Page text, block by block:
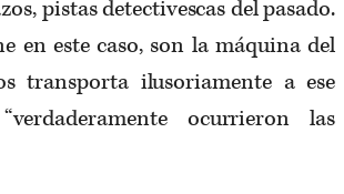
pistas detectivescas del pasado.
en este caso, son la máquina del
transporta ilusoriamente a ese
ocurrieron las